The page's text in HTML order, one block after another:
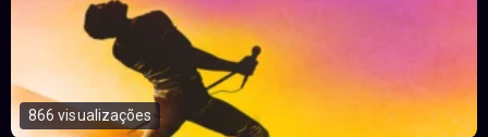
866 visualizações